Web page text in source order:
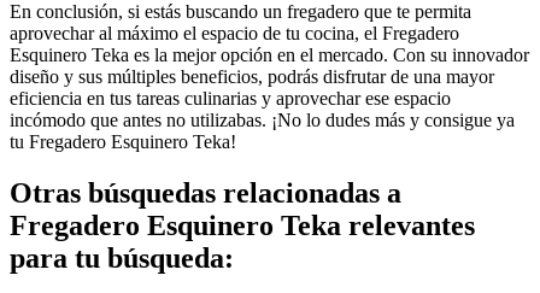
En conclusión, si estás buscando un fregadero que te permita
aprovechar al máximo el espacio de tu cocina, el Fregadero
Esquinero Teka es la mejor opción en el mercado. Con su innovador
diseño y sus múltiples beneficios, podrás disfrutar de una mayor
eficiencia en tus tareas culinarias y aprovechar ese espacio
incómodo que antes no utilizabas. ¡No lo dudes más y consigue ya
tu Fregadero Esquinero Teka!
Otras búsquedas relacionadas a
Fregadero Esquinero Teka relevantes
para tu búsqueda: